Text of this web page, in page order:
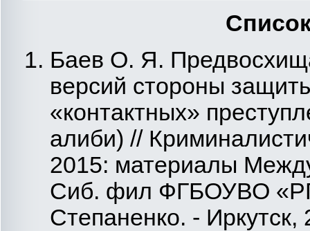
Баев О. Я.
версий стороны
«контактных»
алиби) //
2015: материалы
Сиб. фил ФГБОУВО
Степаненко. -